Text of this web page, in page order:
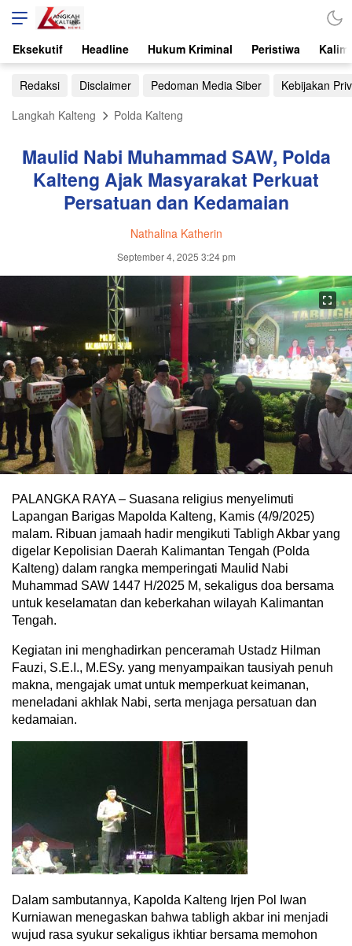
Eksekutif Headline Hukum Kriminal Peristiwa
Redaksi Disclaimer Pedoman Media Siber
Kebijakan
Langkah Kalteng
Polda Kalteng
Maulid Nabi Muhammad SAW, Polda
Kalteng Ajak Masyarakat Perkuat
Persatuan dan Kedamaian
Nathalina Katherin
September 4, 2025 3:24 pm
PALANGKA RAYA – Suasana religius menyelimuti
Lapangan Barigas Mapolda Kalteng, Kamis (4/9/2025)
malam. Ribuan jamaah hadir mengikuti Tabligh Akbar yang
digelar Kepolisian Daerah Kalimantan Tengah (Polda
Kalteng) dalam rangka memperingati Maulid Nabi
Muhammad SAW 1447 H/2025 M, sekaligus doa bersama
untuk keselamatan dan keberkahan wilayah Kalimantan
Tengah.
Kegiatan ini menghadirkan penceramah Ustadz Hilman
Fauzi, S.E.I., M.ESy. yang menyampaikan tausiyah penuh
makna, mengajak umat untuk memperkuat keimanan,
meneladani akhlak Nabi, serta menjaga persatuan dan
kedamaian.
Dalam sambutannya, Kapolda Kalteng Irjen Pol Iwan
Kurniawan menegaskan bahwa tabligh akbar ini menjadi
wujud rasa syukur sekaligus ikhtiar bersama memohon